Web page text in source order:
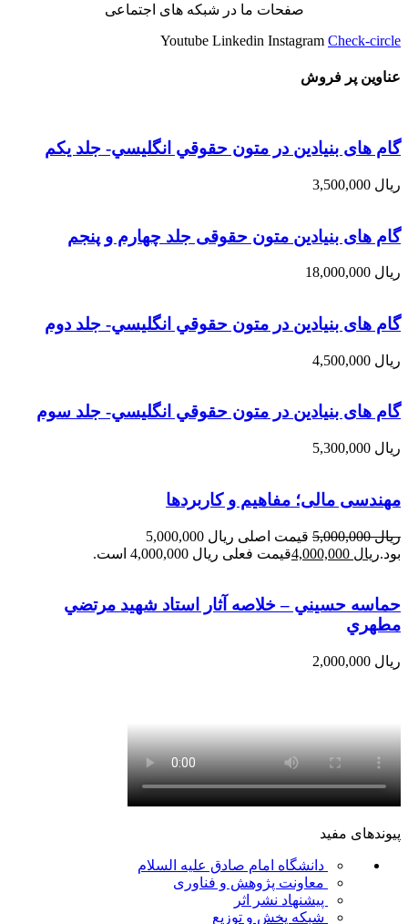
صفحات ما در شبکه های اجتماعی
Youtube Linkedin Instagram Check-circle
عناوین پر فروش
گام های بنیادین در متون حقوقي انگليسي- جلد يكم
ریال
گام های بنیادین متون حقوقی جلد چهارم و پنجم
ریال
گام های بنیادین در متون حقوقي انگليسي- جلد دوم
ریال
گام های بنیادین در متون حقوقي انگليسي- جلد سوم
ریال
مهندسی مالی؛ مفاهیم و کاربردها
ریال5,000,000
قیمت اصلی ریال 5,000,000
بود.ریال قیمت فعلی ریال 4,000,000 است.
حماسه حسيني – خلاصه آثار استاد شهيد مرتضي
مطهري
ریال
پیوندهای مفید
دانشگاه امام صادق علیه السلام
معاونت پژوهش و فناوری
پیشنهاد نشر اثر
شبکه پخش و توزیع